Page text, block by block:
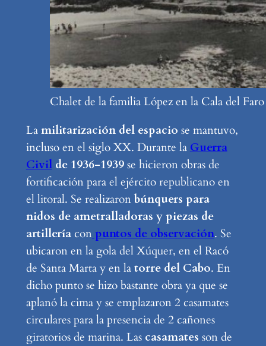
Chalet de la familia López en la Cala del
Lamilitarización del espacio se mantuvo,
incluso en el siglo XX. Durante laGuerra
Civilde 1936-1939se hicieron obras de
fortificación para el ejército republicano en
el litoral. Se realizaronbúnquers para
nidos de ametralladoras y piezas de
artilleríaconpuntos de observación. Se
ubicaron en la gola del Xúquer, en el Racó
de Santa Marta y en latorre del Cabo. En
dicho punto se hizo bastante obra ya que se
aplanó la cima y se emplazaron 2 casamates
circulares para la presencia de 2 cañones
giratorios de marina. Las casamates son de